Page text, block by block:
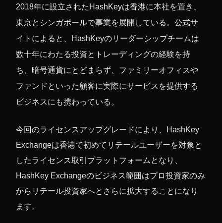
2018年に設立されたHashKeyは香港に本社を置き、
東京とシンガポールで事業を展開している。公式サ
イトによると、HashKeyのリーダーシップチームは
数十年にわたる投資とトレーディングの経験を持
ち、暗号通貨にとどまらず、ファミリーオフィスや
ファンドといった顧客に実際にサービスを提供する
ビジネスにも携わっている。
今回のライセンスアップグレードにより、HashKey
Exchangeは香港で初めてリテールユーザーを対象と
したライセンス取引プラットフォームとなり、
HashKey Exchangeのビジネス範囲はプロ投資家のみ
からリテール投資家へとさらに拡大することになり
ます。